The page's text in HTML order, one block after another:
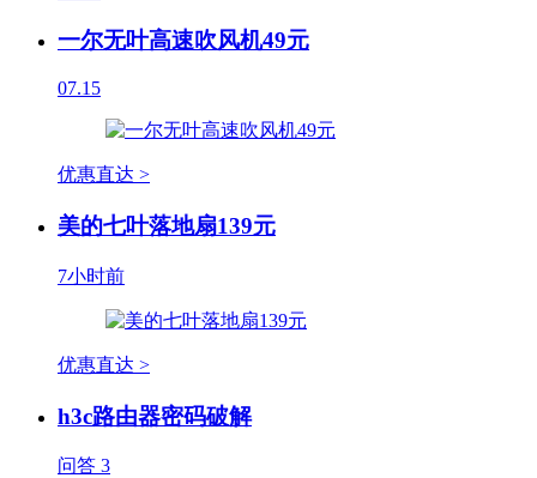
一尔无叶高速吹风机49元
07.15
优惠直达 >
美的七叶落地扇139元
7小时前
优惠直达 >
h3c路由器密码破解
问答 3